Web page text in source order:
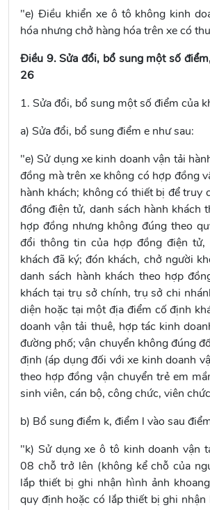
"e) Điều khiển xe ô tô không kinh
hóa nhưng chở hàng hóa trên xe có
Điều 9. Sửa đổi, bổ sung một số
26
1. Sửa đổi, bổ sung một số điểm của
a) Sửa đổi, bổ sungđiểm e như sau:
"e) Sử dụng xe kinh doanh vận tải
đồng mà trên xe không có hợp đồng
hành khách; không có thiết bị để truy
đồng điện tử, danh sách hành khách
hợp đồng nhưng không đúng theo
đổi thông tin của hợp đồng điện tử,
khách đã ký; đón khách, chở người
danh sách hành khách theo hợp
khách tại trụ sở chính, trụ sở chi
diện hoặc tại một địa điểm cố định
doanh vận tải thuê, hợp tác kinh
đường phố; vận chuyển không đúng
định (áp dụng đối với xe kinh doanh
theo hợp đồng vận chuyển trẻ em
sinh viên, cán bộ, công chức, viên
b) Bổ sung điểm k, điểm l vào sau
"k) Sử dụng xe ô tô kinh doanh vận
08 chỗ trở lên (không kể chỗ của
lắp thiết bị ghi nhận hình ảnh
quy định hoặc có lắp thiết bị ghi nhận